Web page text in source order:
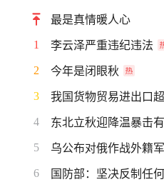
最是真情暖人心
1 李云泽严重违纪违法
2 今年是闭眼秋
3 我国货物贸易进出口
4 东北立秋迎降温暴击
5 乌公布对俄作战外籍
6 国防部：坚决反制任